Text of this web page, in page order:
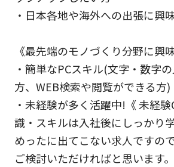
・日本各地や海外への出張に興
《最先端のモノづくり分野に興
・簡単なPCスキル(文字・数字
方、WEB検索や閲覧ができる方)
・未経験が多く活躍中!《 未経
識・スキルは入社後にしっかり
めったに出てこない求人ですの
ご検討いただければと思います。